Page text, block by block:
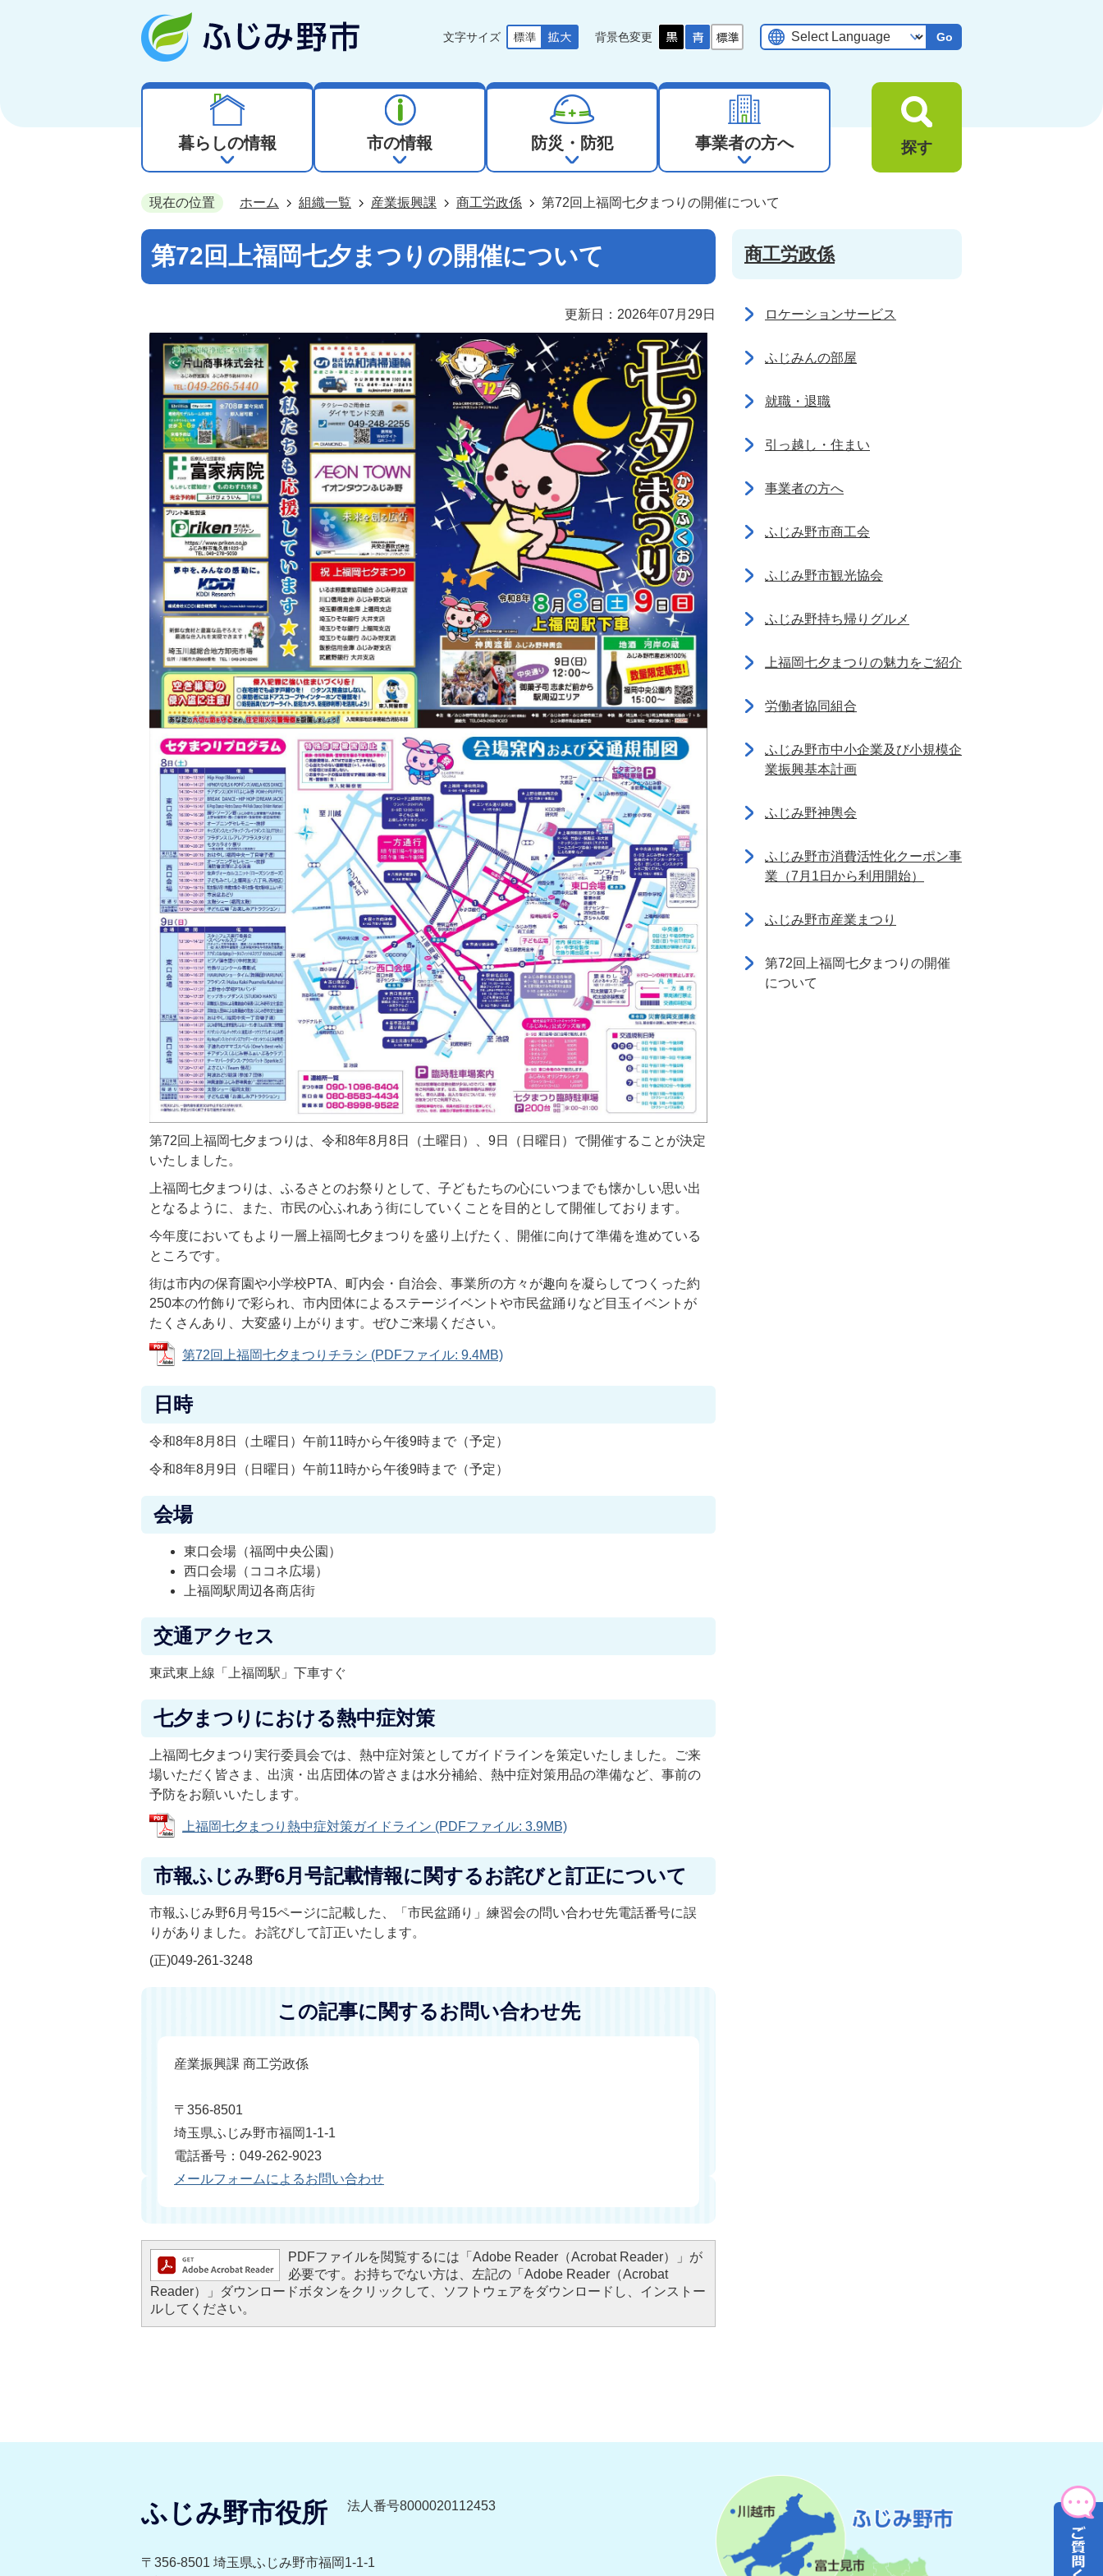
文字サイズ 背景色変更 Go
暮らしの情報 市の情報 防災・防犯 事業者の方へ 探す
現在の位置 ホーム 組織一覧 産業振興課 商工労政係 第72回上福岡七夕まつりの開催について
第72回上福岡七夕まつりの開催について
更新日：2026年07月29日
第72回上福岡七夕まつりは、令和8年8月8日（土曜日）、9日（日曜日）で開催することが決定
いたしました。
上福岡七夕まつりは、ふるさとのお祭りとして、子どもたちの心にいつまでも懐かしい思い出
となるように、また、市民の心ふれあう街にしていくことを目的として開催しております。
今年度においてもより一層上福岡七夕まつりを盛り上げたく、開催に向けて準備を進めている
ところです。
街は市内の保育園や小学校PTA、町内会・自治会、事業所の方々が趣向を凝らしてつくった約
250本の竹飾りで彩られ、市内団体によるステージイベントや市民盆踊りなど目玉イベントが
たくさんあり、大変盛り上がります。ぜひご来場ください。
第72回上福岡七夕まつりチラシ (PDFファイル: 9.4MB)
日時
令和8年8月8日（土曜日）午前11時から午後9時まで（予定）
令和8年8月9日（日曜日）午前11時から午後9時まで（予定）
会場
東口会場（福岡中央公園）
西口会場（ココネ広場）
上福岡駅周辺各商店街
交通アクセス
東武東上線「上福岡駅」下車すぐ
七夕まつりにおける熱中症対策
上福岡七夕まつり実行委員会では、熱中症対策としてガイドラインを策定いたしました。ご来
場いただく皆さま、出演・出店団体の皆さまは水分補給、熱中症対策用品の準備など、事前の
予防をお願いいたします。
上福岡七夕まつり熱中症対策ガイドライン (PDFファイル: 3.9MB)
市報ふじみ野6月号記載情報に関するお詫びと訂正について
市報ふじみ野6月号15ページに記載した、「市民盆踊り」練習会の問い合わせ先電話番号に誤
りがありました。お詫びして訂正いたします。
(正)049-261-3248
この記事に関するお問い合わせ先
産業振興課 商工労政係
〒356-8501
埼玉県ふじみ野市福岡1-1-1
電話番号：049-262-9023
メールフォームによるお問い合わせ
PDFファイルを閲覧するには「Adobe Reader（Acrobat Reader）」が
必要です。お持ちでない方は、左記の「Adobe Reader（Acrobat
Reader）」ダウンロードボタンをクリックして、ソフトウェアをダウンロードし、インストー
ルしてください。
商工労政係
ロケーションサービス
ふじみんの部屋
就職・退職
引っ越し・住まい
事業者の方へ
ふじみ野市商工会
ふじみ野市観光協会
ふじみ野持ち帰りグルメ
上福岡七夕まつりの魅力をご紹介
労働者協同組合
ふじみ野市中小企業及び小規模企
業振興基本計画
ふじみ野神輿会
ふじみ野市消費活性化クーポン事
業（7月1日から利用開始）
ふじみ野市産業まつり
第72回上福岡七夕まつりの開催
について
ふじみ野市役所 法人番号8000020112453
〒356-8501 埼玉県ふじみ野市福岡1-1-1